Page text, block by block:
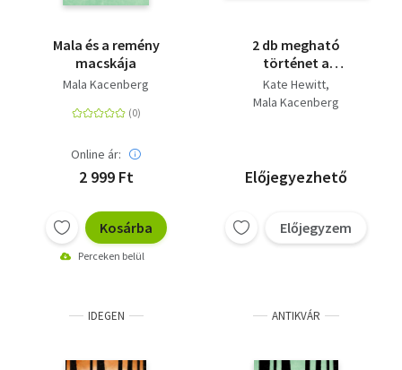
Mala és a remény
macskája
Mala Kacenberg
Online ár:
2 999 Ft
Kosárba
Perceken belül
2 db megható
történet a
holokausztról: Mala és
a remény macskája +
Kate Hewitt
Mala Kacenberg
Előjegyezhető
Előjegyzem
IDEGEN ANTIKVÁR